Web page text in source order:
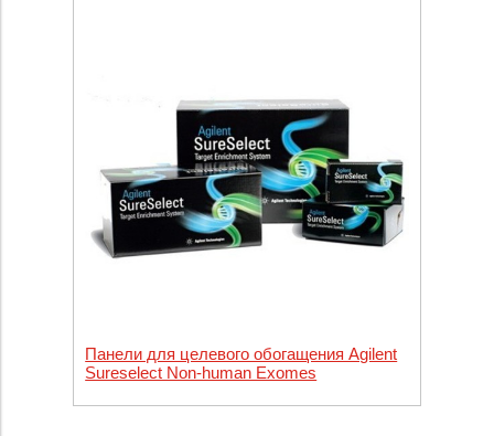
Панели для целевого обогащения Agilent
Sureselect Non-human Exomes